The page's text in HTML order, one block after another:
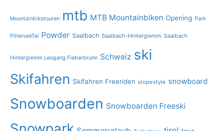
Mountainbiketouren mtb MTB Mountainbiken Opening Park
PillerseeTal Powder Saalbach Saalbach-Hinterglemm Saalbach
Hinterglemm Leogang Fieberbrunn Schweiz ski
Skifahren Skifahren Freeriden slopestyle snowboard
Snowboarden Snowboarden Freeski